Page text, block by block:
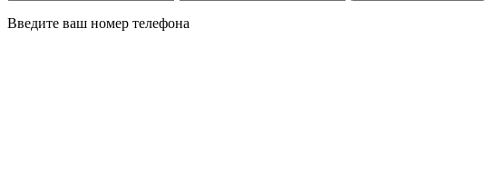
Введите ваш номер телефона